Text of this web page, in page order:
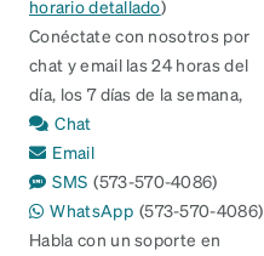
horario detallado)
Conéctate con nosotros por
chat y email las 24 horas del
día, los 7 días de la semana,
Chat
Email
SMS (573-570-4086)
WhatsApp (573-570-4086)
Habla con un soporte en